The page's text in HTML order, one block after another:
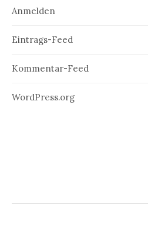
Anmelden
Eintrags-Feed
Kommentar-Feed
WordPress.org